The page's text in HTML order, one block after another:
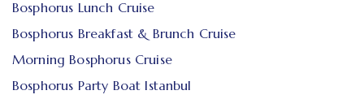
Bosphorus Lunch Cruise
Bosphorus Breakfast & Brunch Cruise
Morning Bosphorus Cruise
Bosphorus Party Boat Istanbul